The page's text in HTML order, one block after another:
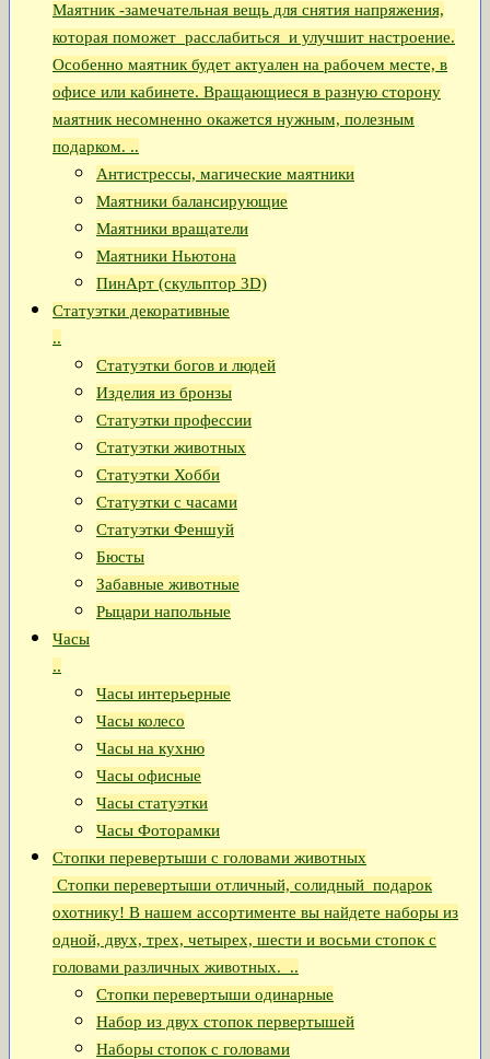
Маятник -замечательная вещь для снятия напряжения,
которая поможет расслабиться и улучшит настроение.
Особенно маятник будет актуален на рабочем месте, в
офисе или кабинете. Вращающиеся в разную сторону
маятник несомненно окажется нужным, полезным
подарком. ..
Антистрессы, магические маятники
Маятники балансирующие
Маятники вращатели
Маятники Ньютона
ПинАрт (скульптор 3D)
Статуэтки декоративные
..
Статуэтки богов и людей
Изделия из бронзы
Статуэтки профессии
Статуэтки животных
Статуэтки Хобби
Статуэтки с часами
Статуэтки Феншуй
Бюсты
Забавные животные
Рыцари напольные
Часы
..
Часы интерьерные
Часы колесо
Часы на кухню
Часы офисные
Часы статуэтки
Часы Фоторамки
Стопки перевертыши с головами животных
Стопки перевертыши отличный, солидный подарок
охотнику! В нашем ассортименте вы найдете наборы из
одной, двух, трех, четырех, шести и восьми стопок с
головами различных животных. ..
Стопки перевертыши одинарные
Набор из двух стопок первертышей
Наборы стопок с головами